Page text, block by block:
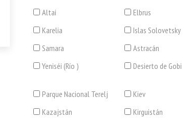
Altai
Elbrus
Karelia
Islas Solovetsky
Samara
Astracán
Yeniséi (Río )
Desierto de Gobi
Parque Nacional Terelj
Kiev
Kazajstán
Kirguistán